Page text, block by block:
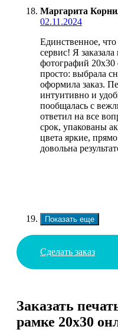
Маргарита
02.11.2024
Единственное,
сервис! Я
фотографий
просто: выбрала
оформила заказ.
интуитивно и
пообщалась с
ответил на все
срок, упакованы
цвета яркие,
довольна
Показать еще
Сделать заказ
Заказать
рамке 20х30